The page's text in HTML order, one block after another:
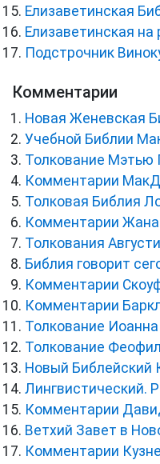
Елизаветинская
Елизаветинская на
Подстрочник
Комментарии
Новая Женевская
Учебной Библии
Толкование Мэтью
Комментарии
Толковая Библия
Комментарии
Толкования
Библия говорит
Комментарии
Комментарии
Толкование
Толкование
Новый Библейский
Лингвистический.
Комментарии
Ветхий Завет в
Комментарии